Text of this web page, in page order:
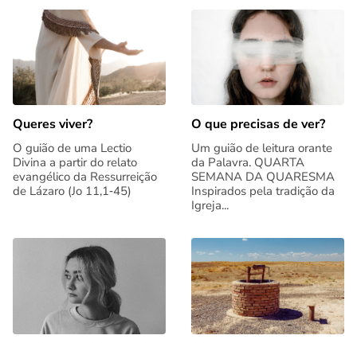
Queres viver?
O guião de uma Lectio
Divina a partir do relato
evangélico da Ressurreição
de Lázaro (Jo 11,1‑45)
O que precisas de ver?
Um guião de leitura orante
da Palavra. QUARTA
SEMANA DA QUARESMA
Inspirados pela tradição da
Igreja...